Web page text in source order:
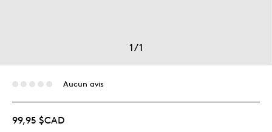
1/1
Aucun avis
99,95 $CAD